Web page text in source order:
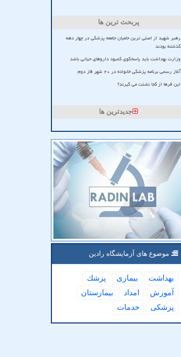
پربحث ترین ها
رهبر شهید از اصلی ترین حامیان جامعه پزشکی در چهار دهه
گذشته بودند
وزارت بهداشت باید پاسخگوی کمبود داروهای حیاتی باشد
آغاز رسمی برنامه پزشکی خانواده در ۲۰ شهر فاز دوم
این فرها از کجا نشئت می گیرند؟
جدیدترین ها
موضوع های آزمایشگاه رادین
بهداشت بیماری
پزشك
آموزش
امداد
بیمارستان
پزشكی
خدمات